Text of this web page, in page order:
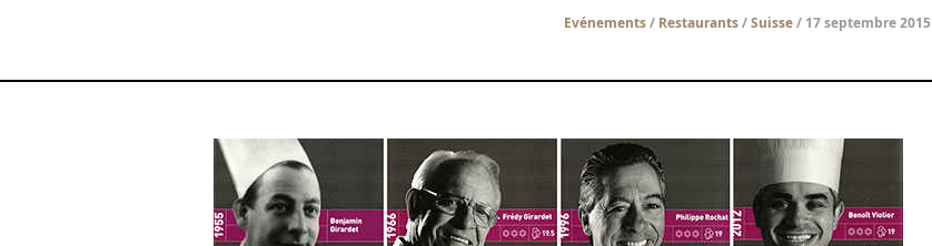
Evénements/ Restaurants/Suisse/ 17 septembre 2015